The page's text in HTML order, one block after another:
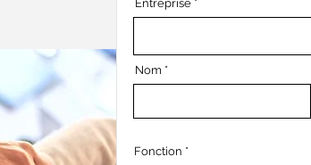
Entreprise
Nom
Fonction